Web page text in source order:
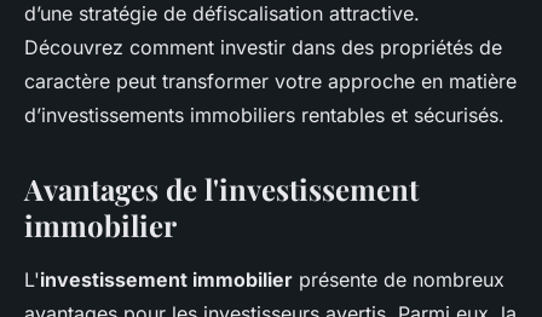
d’une stratégie de défiscalisation attractive.
Découvrez comment investir dans des propriétés de
caractère peut transformer votre approche en matière
d’investissements immobiliers rentables et sécurisés.
Avantages de l'investissement
immobilier
L'investissement immobilier présente de nombreux